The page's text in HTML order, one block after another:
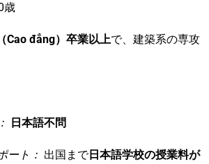
歳
Cao đẳng）卒業以上で、建築系の専攻
日本語不問
ート： 出国まで日本語学校の授業料が